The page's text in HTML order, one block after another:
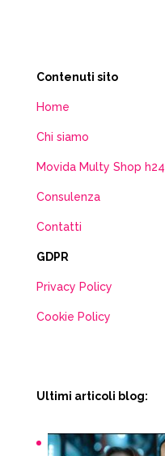
Contenuti sito
Home
Chi siamo
Movida Multy Shop h24
Consulenza
Contatti
GDPR
Privacy Policy
Cookie Policy
Ultimi articoli blog: